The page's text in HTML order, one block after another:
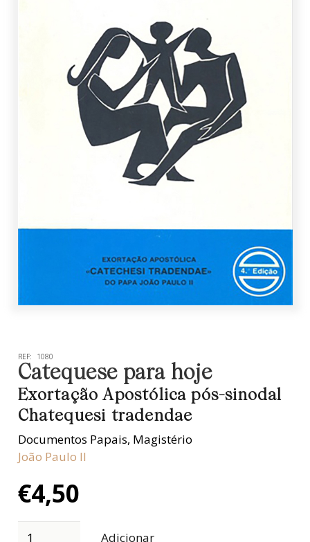
REF: 1080
Catequese para hoje
Exortação Apostólica pós-sinodal
Chatequesi tradendae
Documentos Papais, Magistério
João Paulo II
€4,50
Adicionar